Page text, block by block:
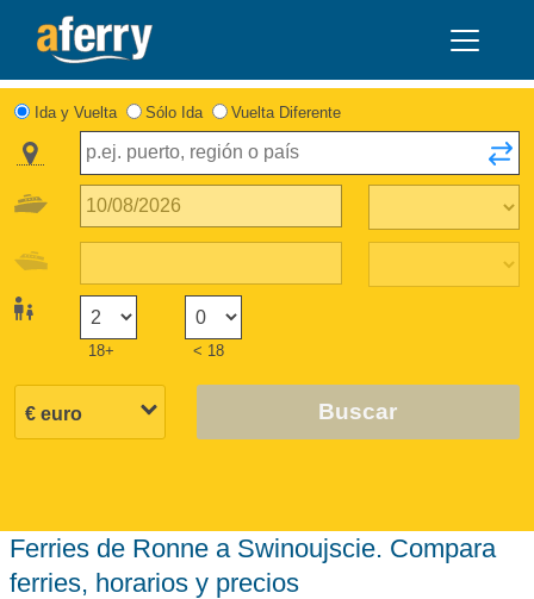
Ida y Vuelta Sólo Ida Vuelta Diferente
18+ < 18
Buscar
Ferries de Ronne a Swinoujscie. Compara
ferries, horarios y precios